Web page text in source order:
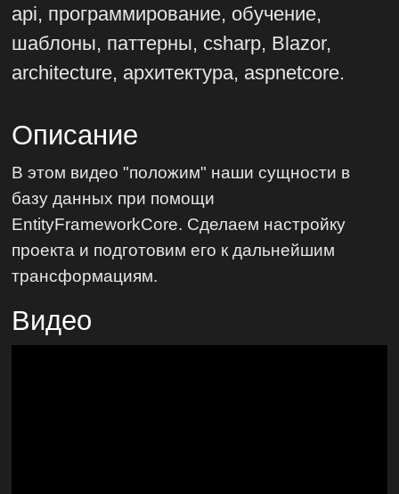
api, программирование, обучение,
шаблоны, паттерны, csharp, Blazor,
architecture, архитектура, aspnetcore.
Описание
В этом видео "положим" наши сущности в
базу данных при помощи
EntityFrameworkCore. Сделаем настройку
проекта и подготовим его к дальнейшим
трансформациям.
Видео